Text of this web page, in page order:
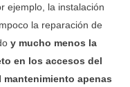
ejemplo, la instalación
la reparación de
y mucho menos la
en los accesos del
apenas